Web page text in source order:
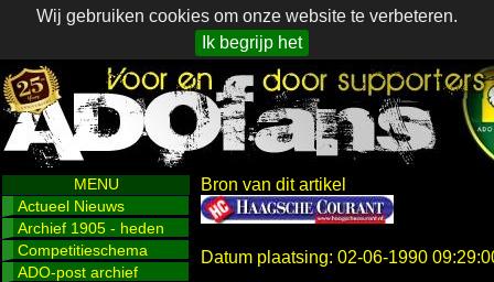
Wij gebruiken cookies om onze website te verbeteren.
Ik begrijp het
MENU
Actueel Nieuws
Archief 1905 - heden
Competitieschema
ADO-post archief
Bron van dit artikel
Datum plaatsing: 02-06-1990